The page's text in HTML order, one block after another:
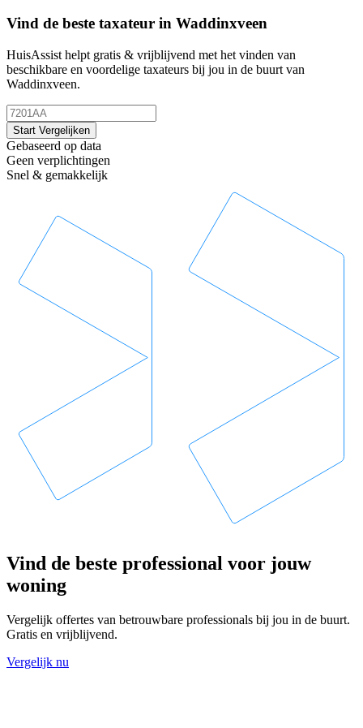
Vind de beste taxateur in Waddinxveen
HuisAssist helpt gratis & vrijblijvend met het vinden van
beschikbare en voordelige taxateurs bij jou in de buurt van
Waddinxveen.
Start Vergelijken
Gebaseerd op data
Geen verplichtingen
Snel & gemakkelijk
Vind de beste professional voor jouw
woning
Vergelijk offertes van betrouwbare professionals bij jou in de buurt.
Gratis en vrijblijvend.
Vergelijk nu